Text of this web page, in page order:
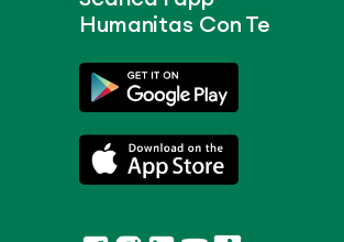
Humanitas Con Te